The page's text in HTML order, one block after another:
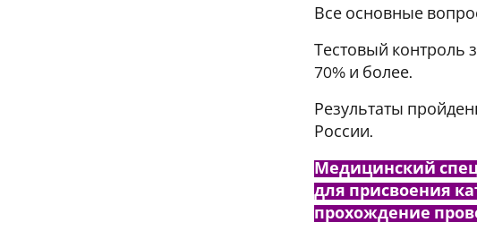
Все основные
Тестовый контроль
70% и более.
Результаты
России.
Медицинский
для присвоения
прохождение